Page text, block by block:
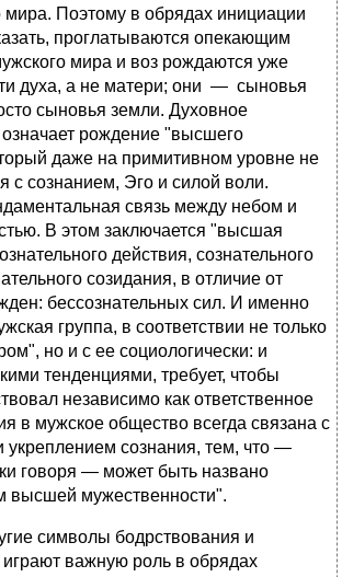
мира. Поэтому в обрядах инициации
проглатываются опекающим
мира и воз рождаются уже
духа, а не матери; они — сыновья
сыновья земли. Духовное
рождение "высшего
даже на примитивном ypoвне не
с сознанием, Эго и силой воли.
связь между небом и
В этом заключается "высшая
действия, сознательного
созидания, в отличие от
бессознательных сил. И именно
группа, в соответствии не только
но и с ее социологически: и
тенденциями, требует, чтобы
независимо как ответственное
в мужское общество всегда связана с
укреплением сознания, тем, что —
говоря — может быть названо
высшей мужественности".
символы бодрствования и
играют важную роль в обрядах